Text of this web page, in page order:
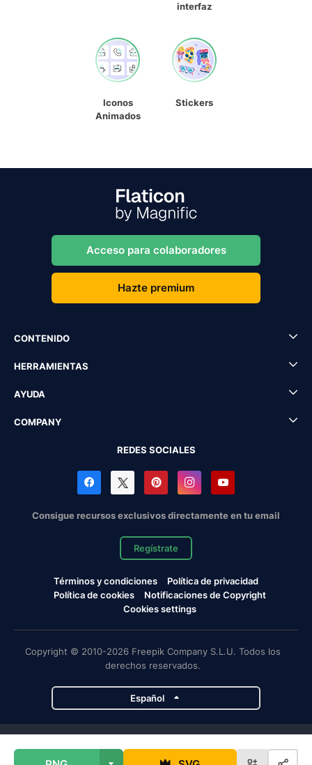
interfaz
Iconos
Animados
Stickers
Acceso para colaboradores
Hazte premium
CONTENIDO
HERRAMIENTAS
AYUDA
COMPANY
REDES SOCIALES
Consigue recursos exclusivos directamente en tu email
Regístrate
Términos y condiciones
Política de privacidad
Política de cookies
Notificaciones de Copyright
Cookies settings
Copyright © 2010-2026 Freepik Company S.L.U. Todos los
derechos reservados.
Español